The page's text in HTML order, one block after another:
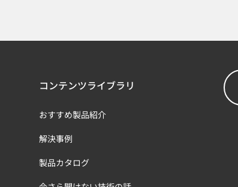
コンテンツライブラリ
おすすめ製品紹介
解決事例
製品カタログ